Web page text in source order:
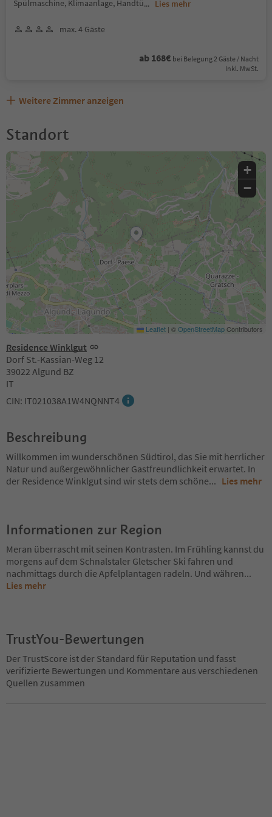
Spülmaschine, Klimaanlage, Handtü... Lies mehr
max. 4 Gäste
ab 168€ bei Belegung 2 Gäste / Nacht
Inkl. MwSt.
Weitere Zimmer anzeigen
Standort
Residence Winklgut
Dorf St.-Kassian-Weg 12
39022 Algund BZ
IT
CIN: IT021038A1W4NQNNT4
+
−
Leaflet | ©OpenStreetMapContributors
Beschreibung
Willkommen im wunderschönen Südtirol, das Sie mit herrlicher
Natur und außergewöhnlicher Gastfreundlichkeit erwartet. In
der Residence Winklgut sind wir stets dem schöne... Lies mehr
Informationen zur Region
Meran überrascht mit seinen Kontrasten. Im Frühling kannst du
morgens auf dem Schnalstaler Gletscher Ski fahren und
nachmittags durch die Apfelplantagen radeln. Und währen...
Lies mehr
TrustYou-Bewertungen
Der TrustScore ist der Standard für Reputation und fasst
verifizierte Bewertungen und Kommentare aus verschiedenen
Quellen zusammen